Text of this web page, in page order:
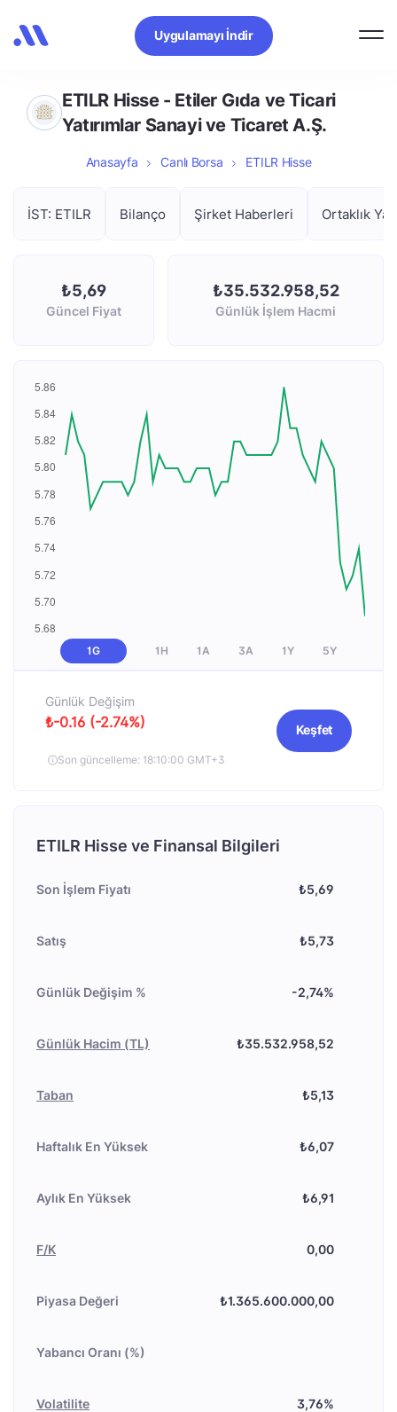
Uygulamayı İndir
ETILR Hisse - Etiler Gıda ve Ticari
Yatırımlar Sanayi ve Ticaret A.Ş.
Anasayfa Canlı Borsa ETILR Hisse
İST: ETILR Bilanço Şirket Haberleri Ortaklık
₺5,69
Güncel Fiyat
₺35.532.958,52
Günlük İşlem Hacmi
1G 1H 1A 3A 1Y 5Y
Günlük Değişim
₺-0.16 (-2.74%)
Son güncelleme: 18:10:00 GMT+3
Keşfet
ETILR Hisse ve Finansal Bilgileri
Son İşlem Fiyatı ₺5,69
Satış ₺5,73
Günlük Değişim % -2,74%
Günlük Hacim (TL) ₺35.532.958,52
Taban ₺5,13
Haftalık En Yüksek ₺6,07
Aylık En Yüksek ₺6,91
F/K 0,00
Piyasa Değeri ₺1.365.600.000,00
Yabancı Oranı (%)
Volatilite 3,76%